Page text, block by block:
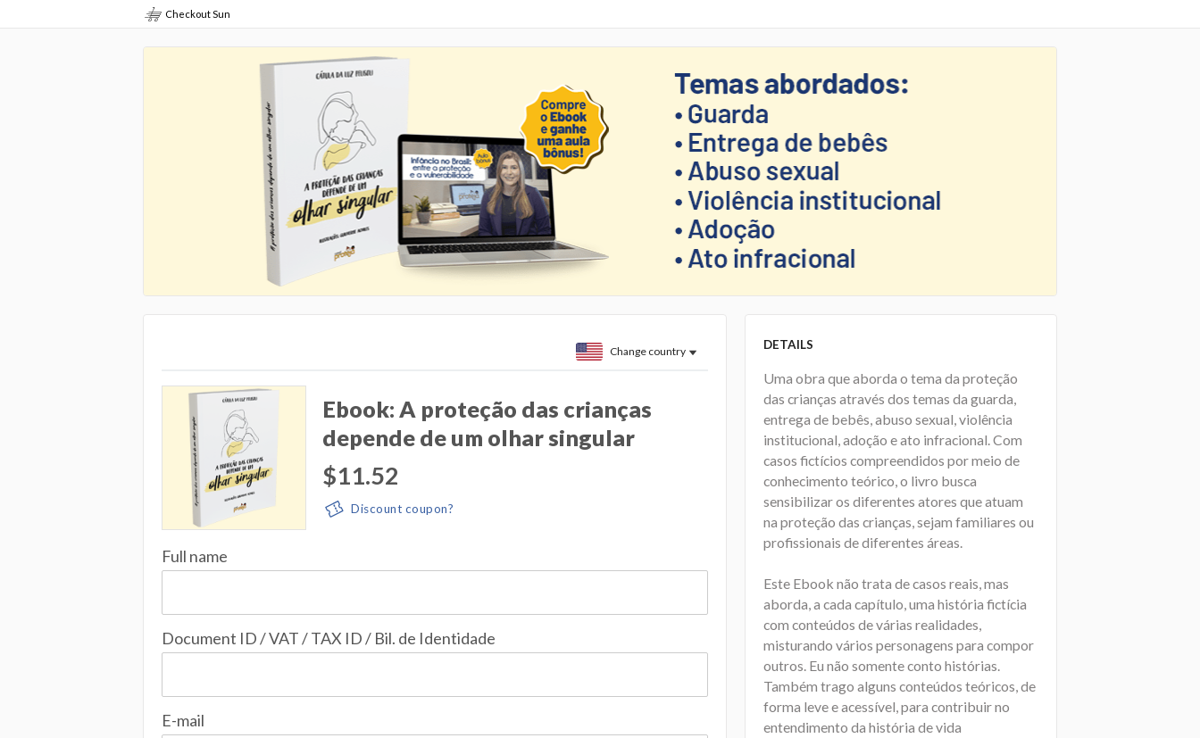
Checkout Sun
Change country
Ebook: A proteção das crianças
depende de um olhar singular
$11.52
Discount coupon?
Full name
Document ID / VAT / TAX ID / Bil. de Identidade
E-mail
DETAILS
Uma obra que aborda o tema da proteção
das crianças através dos temas da guarda,
entrega de bebês, abuso sexual, violência
institucional, adoção e ato infracional. Com
casos fictícios compreendidos por meio de
conhecimento teórico, o livro busca
sensibilizar os diferentes atores que atuam
na proteção das crianças, sejam familiares ou
profissionais de diferentes áreas.
Este Ebook não trata de casos reais, mas
aborda, a cada capítulo, uma história fictícia
com conteúdos de várias realidades,
misturando vários personagens para compor
outros. Eu não somente conto histórias.
Também trago alguns conteúdos teóricos, de
forma leve e acessível, para contribuir no
entendimento da história de vida